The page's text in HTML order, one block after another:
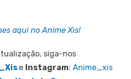
aqui no Anime Xis!
siga-nos
e Instagram: Anime_xis